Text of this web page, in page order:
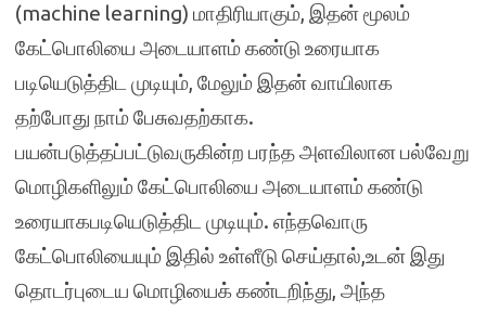
(machine learning) மாதிரியாகும், இதன் மூலம்
கேட்பொலியை அடையாளம் கண்டு உரையாக
படியெடுத்திட முடியும், மேலும் இதன் வாயிலாக
தற்போது நாம் பேசுவதற்காக.
பயன்படுத்தப்பட்டுவருகின்ற பரந்த அளவிலான பல்வேறு
மொழிகளிலும் கேட்பொலியை அடையாளம் கண்டு
உரையாகபடியெடுத்திட முடியும். எந்தவொரு
கேட்பொலியையும் இதில் உள்ளீடு செய்தால்,உடன் இது
தொடர்புடைய மொழியைக் கண்டறிந்து, அந்த